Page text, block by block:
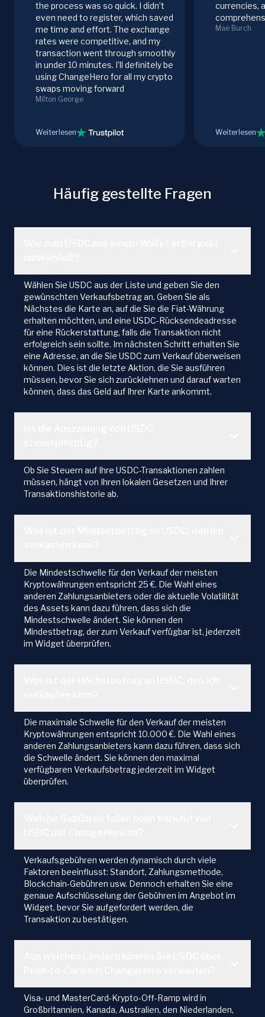
the process was so quick. I didn’t
even need to register, which saved
me time and effort. The exchange
rates were competitive, and my
transaction went through smoothly
in under 10 minutes. I’ll definitely be
using ChangeHero for all my crypto
swaps moving forward
Milton George
Weiterlesen
currencies,
Mae Burch
Weiterlesen
Häufig gestellte Fragen
Wählen Sie USDC aus der Liste und geben Sie den
gewünschten Verkaufsbetrag an. Geben Sie als
Nächstes die Karte an, auf die Sie die Fiat-Währung
erhalten möchten, und eine USDC-Rücksendeadresse
für eine Rückerstattung, falls die Transaktion nicht
erfolgreich sein sollte. Im nächsten Schritt erhalten Sie
eine Adresse, an die Sie USDC zum Verkauf überweisen
können. Dies ist die letzte Aktion, die Sie ausführen
müssen, bevor Sie sich zurücklehnen und darauf warten
können, dass das Geld auf Ihrer Karte ankommt.
Ob Sie Steuern auf Ihre USDC-Transaktionen zahlen
müssen, hängt von Ihren lokalen Gesetzen und Ihrer
Transaktionshistorie ab.
Die Mindestschwelle für den Verkauf der meisten
Kryptowährungen entspricht 25 €. Die Wahl eines
anderen Zahlungsanbieters oder die aktuelle Volatilität
des Assets kann dazu führen, dass sich die
Mindestschwelle ändert. Sie können den
Mindestbetrag, der zum Verkauf verfügbar ist, jederzeit
im Widget überprüfen.
Die maximale Schwelle für den Verkauf der meisten
Kryptowährungen entspricht 10.000 €. Die Wahl eines
anderen Zahlungsanbieters kann dazu führen, dass sich
die Schwelle ändert. Sie können den maximal
verfügbaren Verkaufsbetrag jederzeit im Widget
überprüfen.
Verkaufsgebühren werden dynamisch durch viele
Faktoren beeinflusst: Standort, Zahlungsmethode,
Blockchain-Gebühren usw. Dennoch erhalten Sie eine
genaue Aufschlüsselung der Gebühren im Angebot im
Widget, bevor Sie aufgefordert werden, die
Transaktion zu bestätigen.
Visa- und MasterCard-Krypto-Off-Ramp wird in
Großbritannien, Kanada, Australien, den Niederlanden,